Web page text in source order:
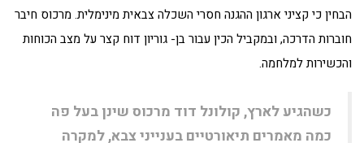
הבחין כי קציני ארגון ההגנה חסרי השכלה צבאית מינימלית. מרכוס חיבר
חוברות הדרכה, ובמקביל הכין עבור בן- גוריון דוח קצר על מצב הכוחות
והכשירות למלחמה.
כשהגיע לארץ, קולונל דוד מרכוס שינן בעל פה
כמה מאמרים תיאורטיים בענייני צבא, למקרה